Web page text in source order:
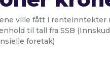
ville fått i renteinntekter
til tall fra SSB
foretak)